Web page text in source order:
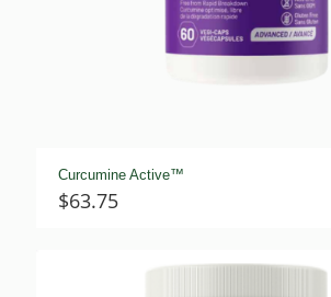
Curcumine Active™
$63.75